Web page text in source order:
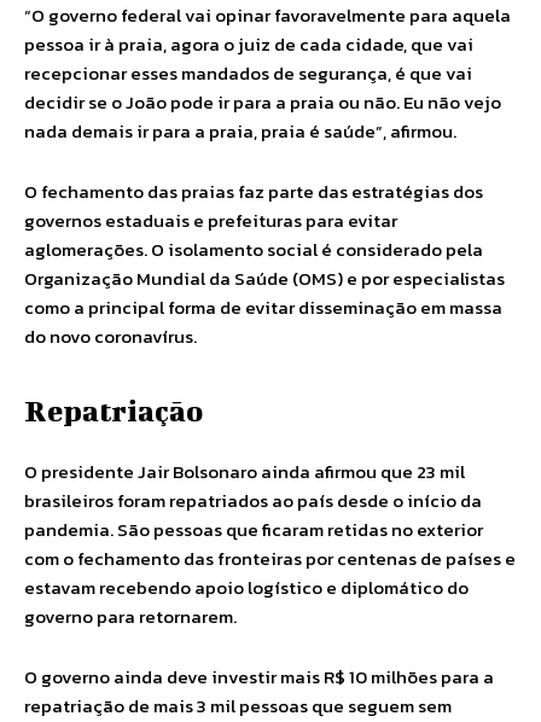
“O governo federal vai opinar favoravelmente para aquela
pessoa ir à praia, agora o juiz de cada cidade, que vai
recepcionar esses mandados de segurança, é que vai
decidir se o João pode ir para a praia ou não. Eu não vejo
nada demais ir para a praia, praia é saúde”, afirmou.
O fechamento das praias faz parte das estratégias dos
governos estaduais e prefeituras para evitar
aglomerações. O isolamento social é considerado pela
Organização Mundial da Saúde (OMS) e por especialistas
como a principal forma de evitar disseminação em massa
do novo coronavírus.
Repatriação
O presidente Jair Bolsonaro ainda afirmou que 23 mil
brasileiros foram repatriados ao país desde o início da
pandemia. São pessoas que ficaram retidas no exterior
com o fechamento das fronteiras por centenas de países e
estavam recebendo apoio logístico e diplomático do
governo para retornarem.
O governo ainda deve investir mais R$ 10 milhões para a
repatriação de mais 3 mil pessoas que seguem sem